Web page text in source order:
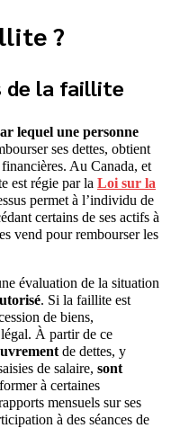
?
de la faillite
lequel une personne
ses dettes, obtient
Au Canada, et
est régie par la Loi sur la
permet à l’individu de
certains de ses actifs à
vend pour rembourser les
évaluation de la situation
. Si la faillite est
de biens,
À partir de ce
de dettes, y
de salaire, sont
à certaines
mensuels sur ses
à des séances de